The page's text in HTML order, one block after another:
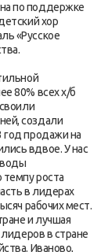
по поддержке
хор
«Русское
80% всех х/б
создали
год продажи на
вдвое. У нас
темпу роста
в лидерах
рабочих мест.
и лучшая
в стране
Иваново,